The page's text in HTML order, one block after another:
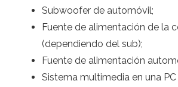
Subwoofer de automóvil;
Fuente de alimentación de la
(dependiendo del sub);
Fuente de alimentación
Sistema multimedia en una